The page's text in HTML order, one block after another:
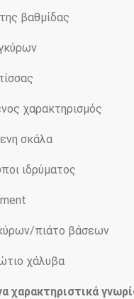
βαθμίδας
χαρακτηρισμός
σκάλα
ιδρύματος
πιάτο βάσεων
χάλυβα
χαρακτηριστικά